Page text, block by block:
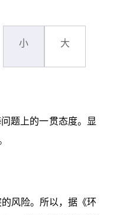
小 大
题上的一贯态度。显
风险。所以，据《环